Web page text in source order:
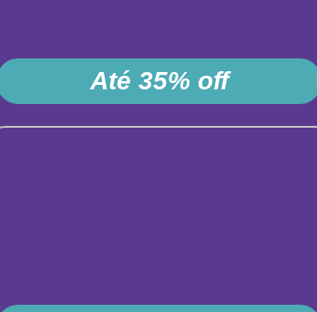
Até 35% off